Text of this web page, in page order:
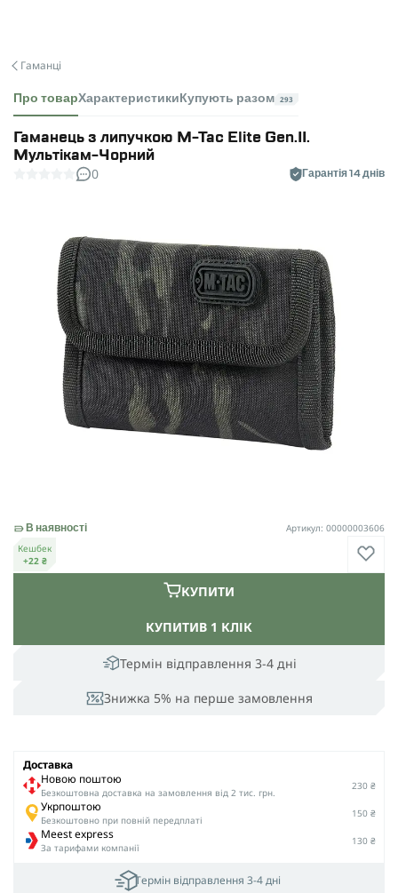
Гаманці
Про товарХарактеристики Купують разом 293
Гаманець з липучкою M-Tac Elite Gen.II.
Мультікам-Чорний
0 Гарантія 14 днів
Термін відправлення 3-4 дні
Знижка 5% на перше замовлення
КУПИТИВ 1 КЛІК
КУПИТИ
В наявності
Артикул: 00000003606
Кешбек
+22 ₴
Доставка
Новою поштою
Безкоштовна доставка на замовлення від 2 тис. грн.
230 ₴
Укрпоштою
Безкоштовно при повній передплаті
150 ₴
Meest express
За тарифами компанії
130 ₴
Термін відправлення 3-4 дні